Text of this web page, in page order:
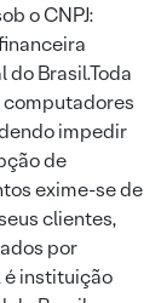
o CNPJ:
Brasil.Toda
impedir
de
exime-se de
clientes,
por
é instituição